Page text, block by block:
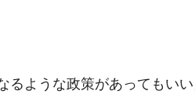
るような政策があってもい